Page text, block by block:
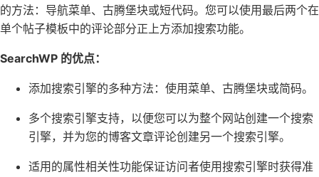
的方法： 导航菜单、古腾堡块或短代码。 您可以使用最后两个在
单个帖子模板中的评论部分正上方添加搜索功能。
SearchWP 的优点：
添加搜索引擎的多种方法：使用菜单、古腾堡块或简码。
多个搜索引擎支持，以便您可以为整个网站创建一个搜索
引擎，并为您的博客文章评论创建另一个搜索引擎。
适用的属性相关性功能保证访问者使用搜索引擎时获得准